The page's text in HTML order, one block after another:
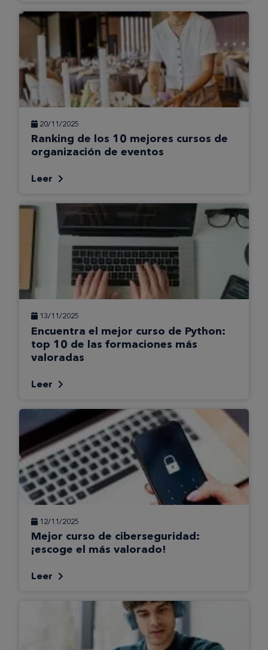
20/11/2025
Ranking de los 10 mejores cursos de
organización de eventos
Leer
13/11/2025
Encuentra el mejor curso de Python:
top 10 de las formaciones más
valoradas
Leer
12/11/2025
Mejor curso de ciberseguridad:
¡escoge el más valorado!
Leer